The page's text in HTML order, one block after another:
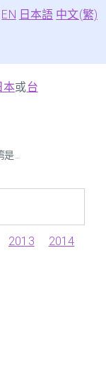
EN 日本語 中文(繁)
本或台
...
2013
2014